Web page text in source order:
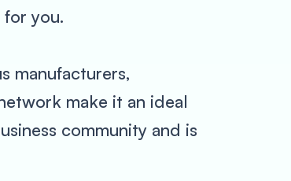
you.
manufacturers,
make it an ideal
community and is